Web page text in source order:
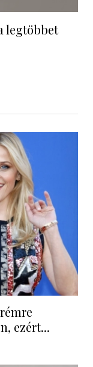
legtöbbet
ezért...